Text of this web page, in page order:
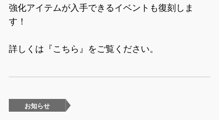
強化アイテムが入手できるイベントも復刻しま
す！
詳しくは『こちら 』をご覧ください。
お知らせ